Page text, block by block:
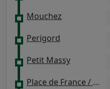
Mouchez
Perigord
Petit Massy
Place de France / Rue des Canadiens